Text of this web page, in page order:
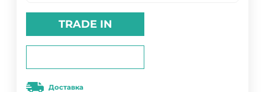
TRADE IN
Доставка